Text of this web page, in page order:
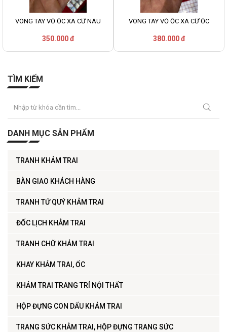
VÒNG TAY VỎ ỐC XÀ CỪ NÂU
350.000 đ
VÒNG TAY VỎ ỐC XÀ CỪ ỐC
380.000 đ
TÌM KIẾM
DANH MỤC SẢN PHẨM
TRANH KHẢM TRAI
BÀN GIAO KHÁCH HÀNG
TRANH TỨ QUÝ KHẢM TRAI
ĐỐC LỊCH KHẢM TRAI
TRANH CHỮ KHẢM TRAI
KHAY KHẢM TRAI, ỐC
KHẢM TRAI TRANG TRÍ NỘI THẤT
HỘP ĐỰNG CON DẤU KHẢM TRAI
TRANG SỨC KHẢM TRAI, HỘP ĐỰNG TRANG SỨC